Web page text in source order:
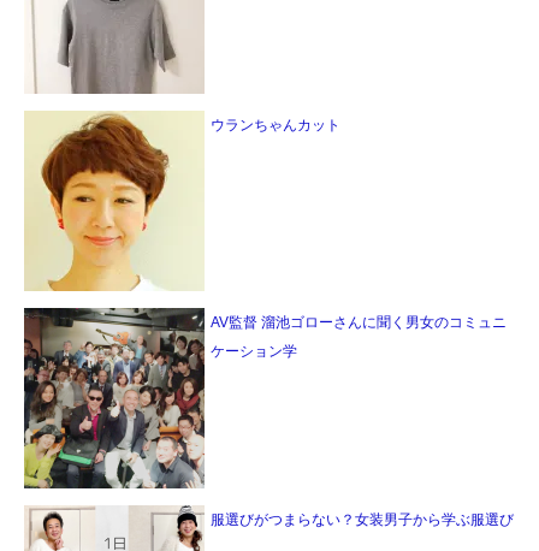
ウランちゃんカット
AV監督 溜池ゴローさんに聞く男女のコミュニ
ケーション学
服選びがつまらない？女装男子から学ぶ服選び